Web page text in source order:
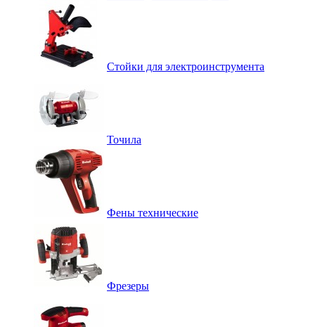
Стойки для электроинструмента
Точила
Фены технические
Фрезеры